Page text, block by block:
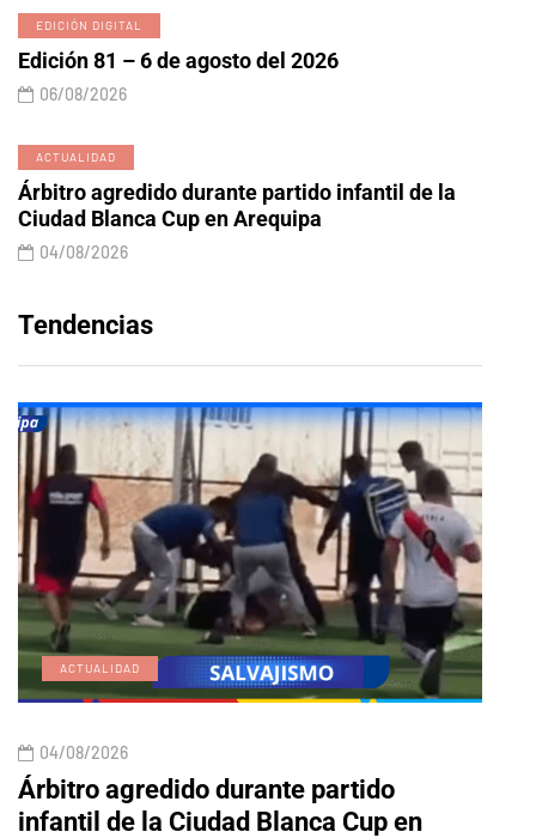
EDICIÓN DIGITAL
Edición 81 – 6 de agosto del 2026
06/08/2026
ACTUALIDAD
Árbitro agredido durante partido infantil de la
Ciudad Blanca Cup en Arequipa
04/08/2026
Tendencias
ACTUALIDAD
04/08/2026
Árbitro agredido durante partido
infantil de la Ciudad Blanca Cup en